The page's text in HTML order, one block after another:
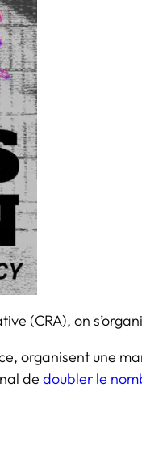
(CRA), on
organisent une
de doubler le